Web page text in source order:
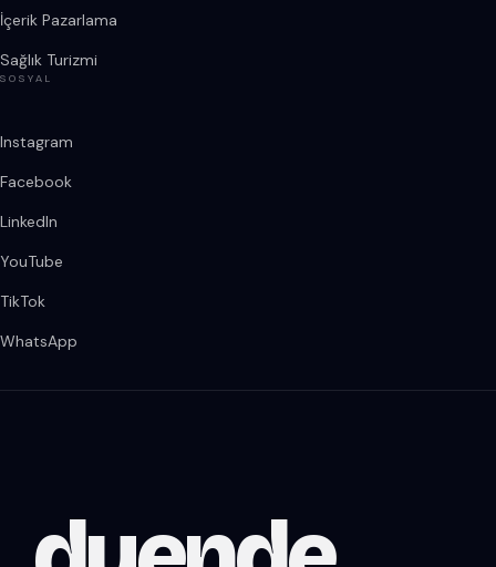
İçerik Pazarlama
Sağlık Turizmi
SOSYAL
Instagram
Facebook
LinkedIn
YouTube
TikTok
WhatsApp